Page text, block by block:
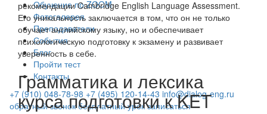
Обучение по ZOOM
Фотогалерея
Преподаватели
События
Блог
Пройти тест
Контакты
+7 (910) 048-78-98 +7 (495) 120-14-43 info@dialog-eng.ru
обратный звонок бесплатный урок записаться
рекомендации Cambridge English Language Assessment.
Его уникальность заключается в том, что он не только
обучает английскому языку, но и обеспечивает
психологическую подготовку к экзамену и развивает
уверенность в себе.
Грамматика и лексика
курса подготовки к KET